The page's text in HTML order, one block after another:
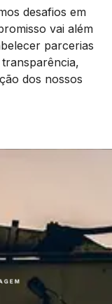
desafios em
vai além
parcerias
dos nossos